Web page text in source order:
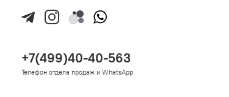
+7(499)40-40-563
Телефон отдела продаж и WhatsApp